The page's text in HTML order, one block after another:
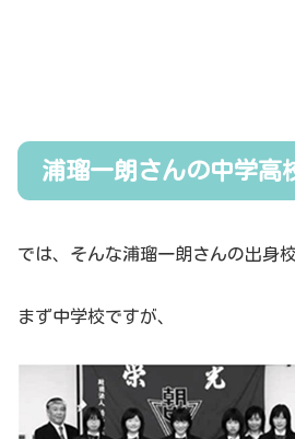
浦瑠一朗さんの中学高
では、そんな浦瑠一朗さんの出身
まず中学校ですが、